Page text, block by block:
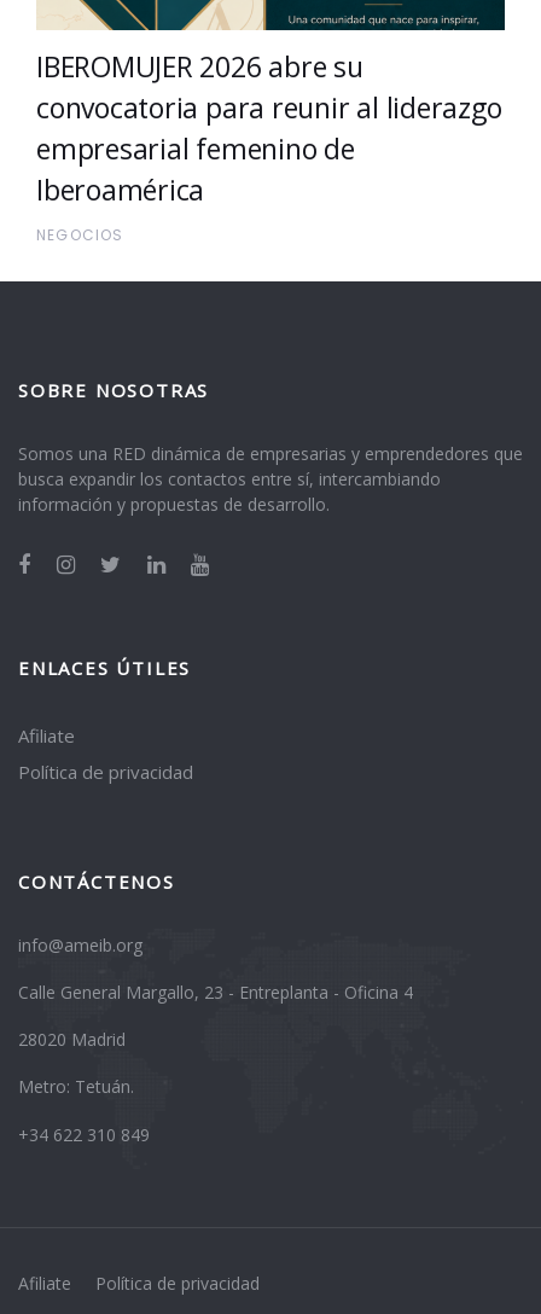
IBEROMUJER 2026 abre su
convocatoria para reunir al liderazgo
empresarial femenino de
Iberoamérica
NEGOCIOS
SOBRE NOSOTRAS
Somos una RED dinámica de empresarias y emprendedores que
busca expandir los contactos entre sí, intercambiando
información y propuestas de desarrollo.
ENLACES ÚTILES
Afiliate
Política de privacidad
CONTÁCTENOS
info@ameib.org
Calle General Margallo, 23 - Entreplanta - Oficina 4
28020 Madrid
Metro: Tetuán.
+34 622 310 849
Afiliate Política de privacidad